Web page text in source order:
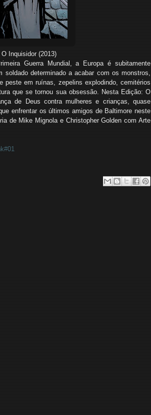
(2013)
Guerra Mundial, a Europa é subitamente
soldado determinado a acabar com os monstros,
peste em ruínas, zepelins explodindo, cemitérios
que se tornou sua obsessão. Nesta Edição: O
de Deus contra mulheres e crianças, quase
enfrentar os últimos amigos de Baltimore neste
de Mike Mignola e Christopher Golden com Arte